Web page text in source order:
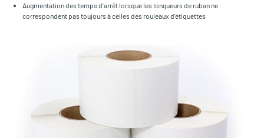
Augmentation des temps d'arrêt lorsque les longueurs de ruban ne
correspondent pas toujours à celles des rouleaux d'étiquettes